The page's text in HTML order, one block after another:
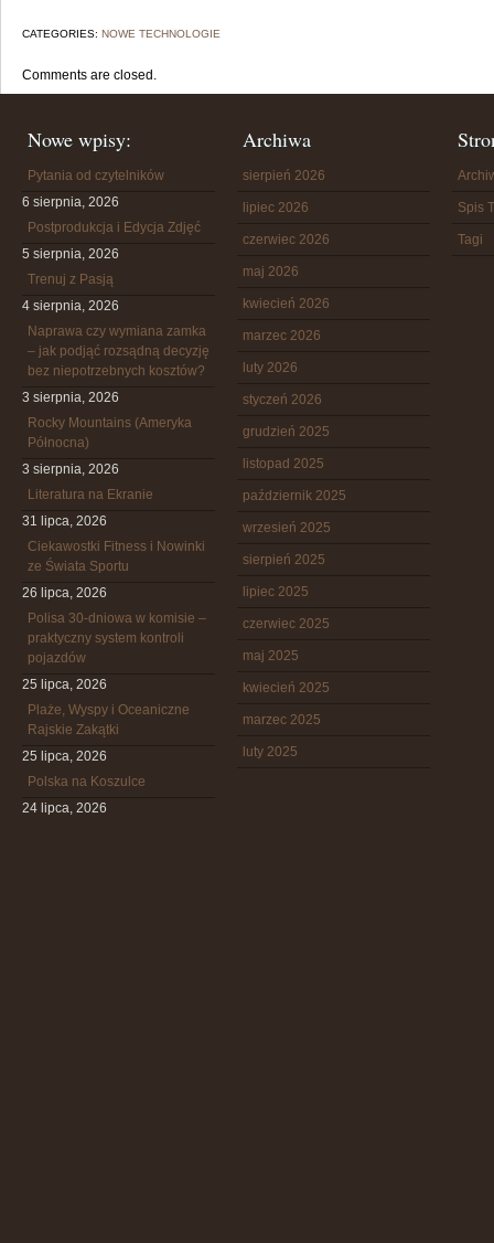
CATEGORIES: NOWE TECHNOLOGIE
Comments are closed.
Nowe wpisy:
Pytania od czytelników
6 sierpnia, 2026
Postprodukcja i Edycja Zdjęć
5 sierpnia, 2026
Trenuj z Pasją
4 sierpnia, 2026
Naprawa czy wymiana zamka
– jak podjąć rozsądną decyzję
bez niepotrzebnych kosztów?
3 sierpnia, 2026
Rocky Mountains (Ameryka
Północna)
3 sierpnia, 2026
Literatura na Ekranie
31 lipca, 2026
Ciekawostki Fitness i Nowinki
ze Świata Sportu
26 lipca, 2026
Polisa 30-dniowa w komisie –
praktyczny system kontroli
pojazdów
25 lipca, 2026
Plaże, Wyspy i Oceaniczne
Rajskie Zakątki
25 lipca, 2026
Polska na Koszulce
24 lipca, 2026
Archiwa
sierpień 2026
lipiec 2026
czerwiec 2026
maj 2026
kwiecień 2026
marzec 2026
luty 2026
styczeń 2026
grudzień 2025
listopad 2025
październik 2025
wrzesień 2025
sierpień 2025
lipiec 2025
czerwiec 2025
maj 2025
kwiecień 2025
marzec 2025
luty 2025
Spis
Tagi